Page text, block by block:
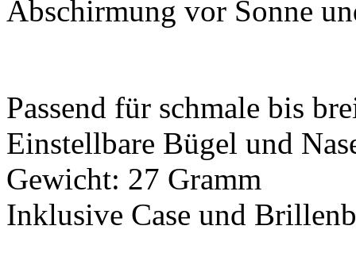
Abschirmung vor Sonne
Passend für schmale bis
Einstellbare Bügel und
Gewicht: 27 Gramm
Inklusive Case und